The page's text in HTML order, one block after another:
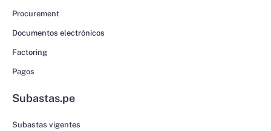
Procurement
Documentos electrónicos
Factoring
Pagos
Subastas.pe
Subastas vigentes